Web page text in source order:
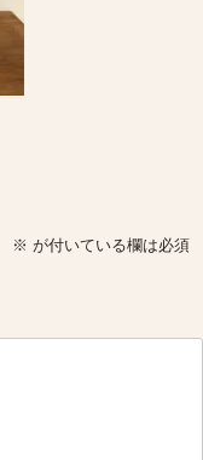
※ が付いている欄は必須